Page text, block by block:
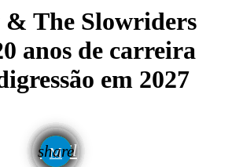
& The Slowriders
anos de carreira
em 2027
share
email